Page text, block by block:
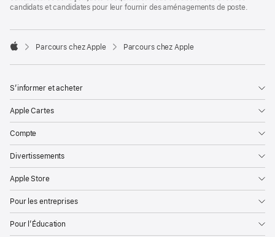
candidats et candidates pour leur fournir des aménagements de poste.

Parcours chez Apple Parcours chez Apple
S’informer et acheter
Apple Cartes
Compte
Divertissements
Apple Store
Pour les entreprises
Pour l’Éducation